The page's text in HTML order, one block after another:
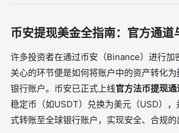
币安提现美金全指南：官方通道
许多投资者在通过币安（Binance）进行加
关心的环节便是如何将账户中的资产转化为
银行账户。币安已正式上线官方法币提现通
稳定币（如USDT）兑换为美元（USD），
式转账至全球银行账户，实现安全、合规的